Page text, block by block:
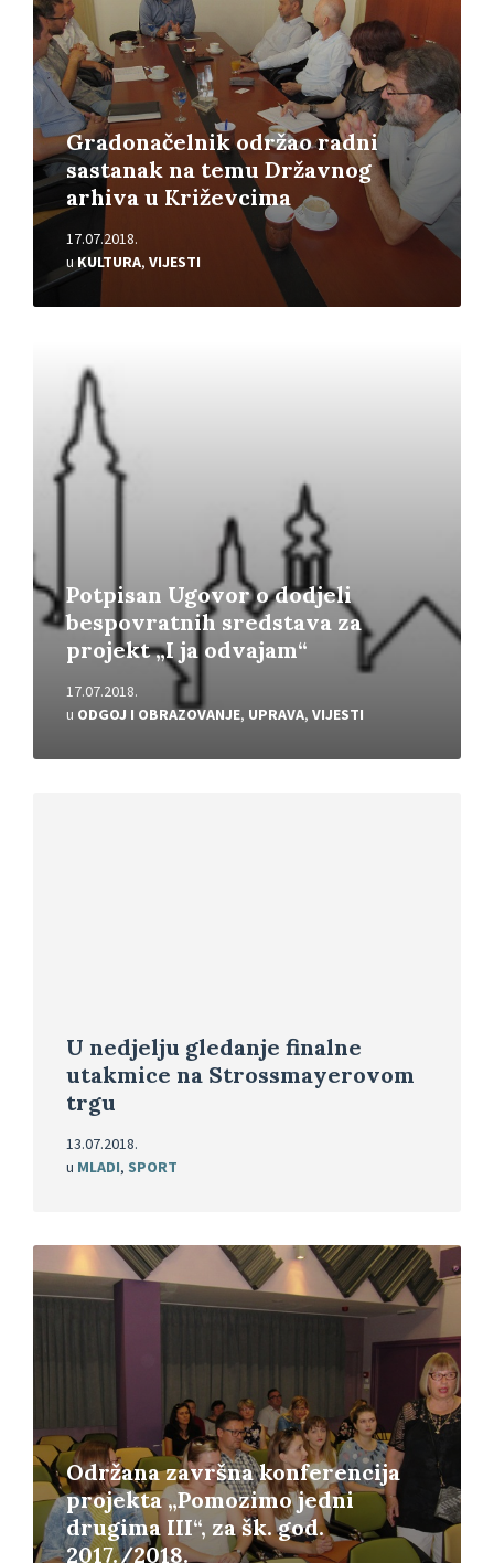
Gradonačelnik održao radni
sastanak na temu Državnog
arhiva u Križevcima
17.07.2018.
u KULTURA, VIJESTI
Potpisan Ugovor o dodjeli
bespovratnih sredstava za
projekt „I ja odvajam“
17.07.2018.
u ODGOJ I OBRAZOVANJE, UPRAVA, VIJESTI
U nedjelju gledanje finalne
utakmice na Strossmayerovom
trgu
13.07.2018.
u MLADI, SPORT
Održana završna konferencija
projekta „Pomozimo jedni
drugima III“, za šk. god.
2017./2018.
Pročitajte
više